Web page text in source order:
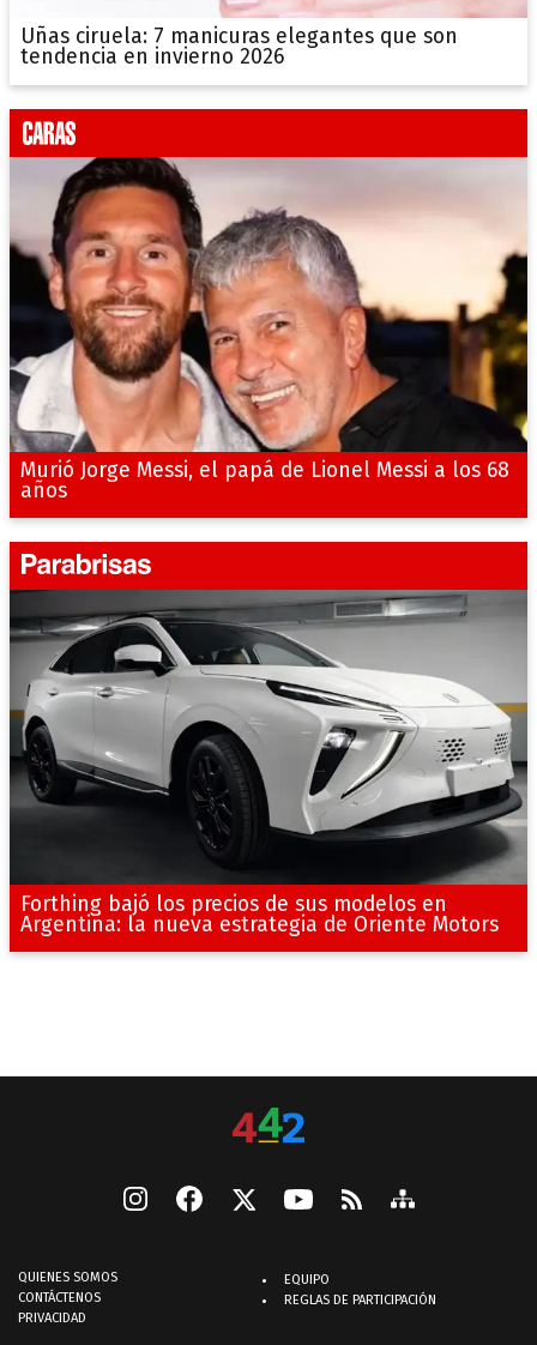
Uñas ciruela: 7 manicuras elegantes que son
tendencia en invierno 2026
Murió Jorge Messi, el papá de Lionel Messi a los 68
años
Forthing bajó los precios de sus modelos en
Argentina: la nueva estrategia de Oriente Motors
QUIENES SOMOS
CONTÁCTENOS
PRIVACIDAD
EQUIPO
REGLAS DE PARTICIPACIÓN